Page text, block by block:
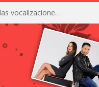
La IA está acercándonos a comprender y traducir las vocalizaciones y comportamientos de nuestras mascotas